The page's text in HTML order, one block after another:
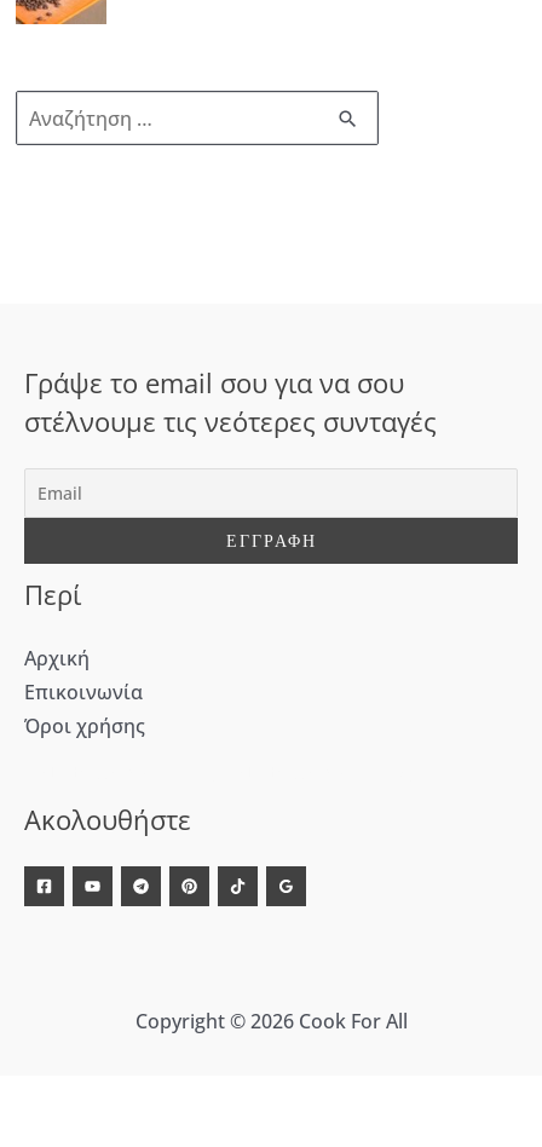
ν
σ
α
Γράψε το email σου για να σου
στέλνουμε τις νεότερες συνταγές
Περί
Αρχική
Επικοινωνία
Όροι χρήσης
Ακολουθήστε
Copyright © 2026 Cook For All